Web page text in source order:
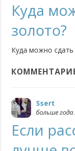
Куда
золото?
Куда можно
Ssert
больше года
Если